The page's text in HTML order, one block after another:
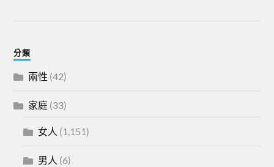
分類
兩性 (42)
家庭 (33)
女人 (1,151)
男人 (6)